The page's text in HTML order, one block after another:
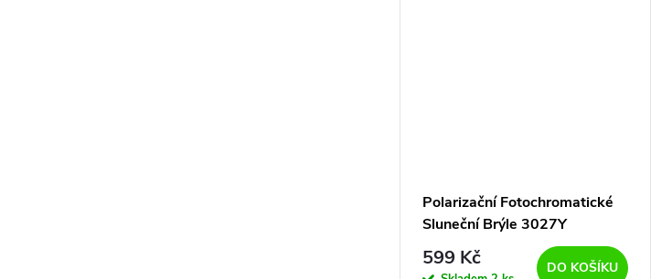
Polarizační Fotochromatické
Sluneční Brýle 3027Y
599 Kč DO KOŠÍKU